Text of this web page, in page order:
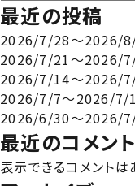
最近の投稿
2026/7/28～2026/8/
2026/7/21～2026/
2026/7/14～2026/
2026/7/7～2026/7/
2026/6/30～2026/7/
最近のコメント
表示できるコメントは